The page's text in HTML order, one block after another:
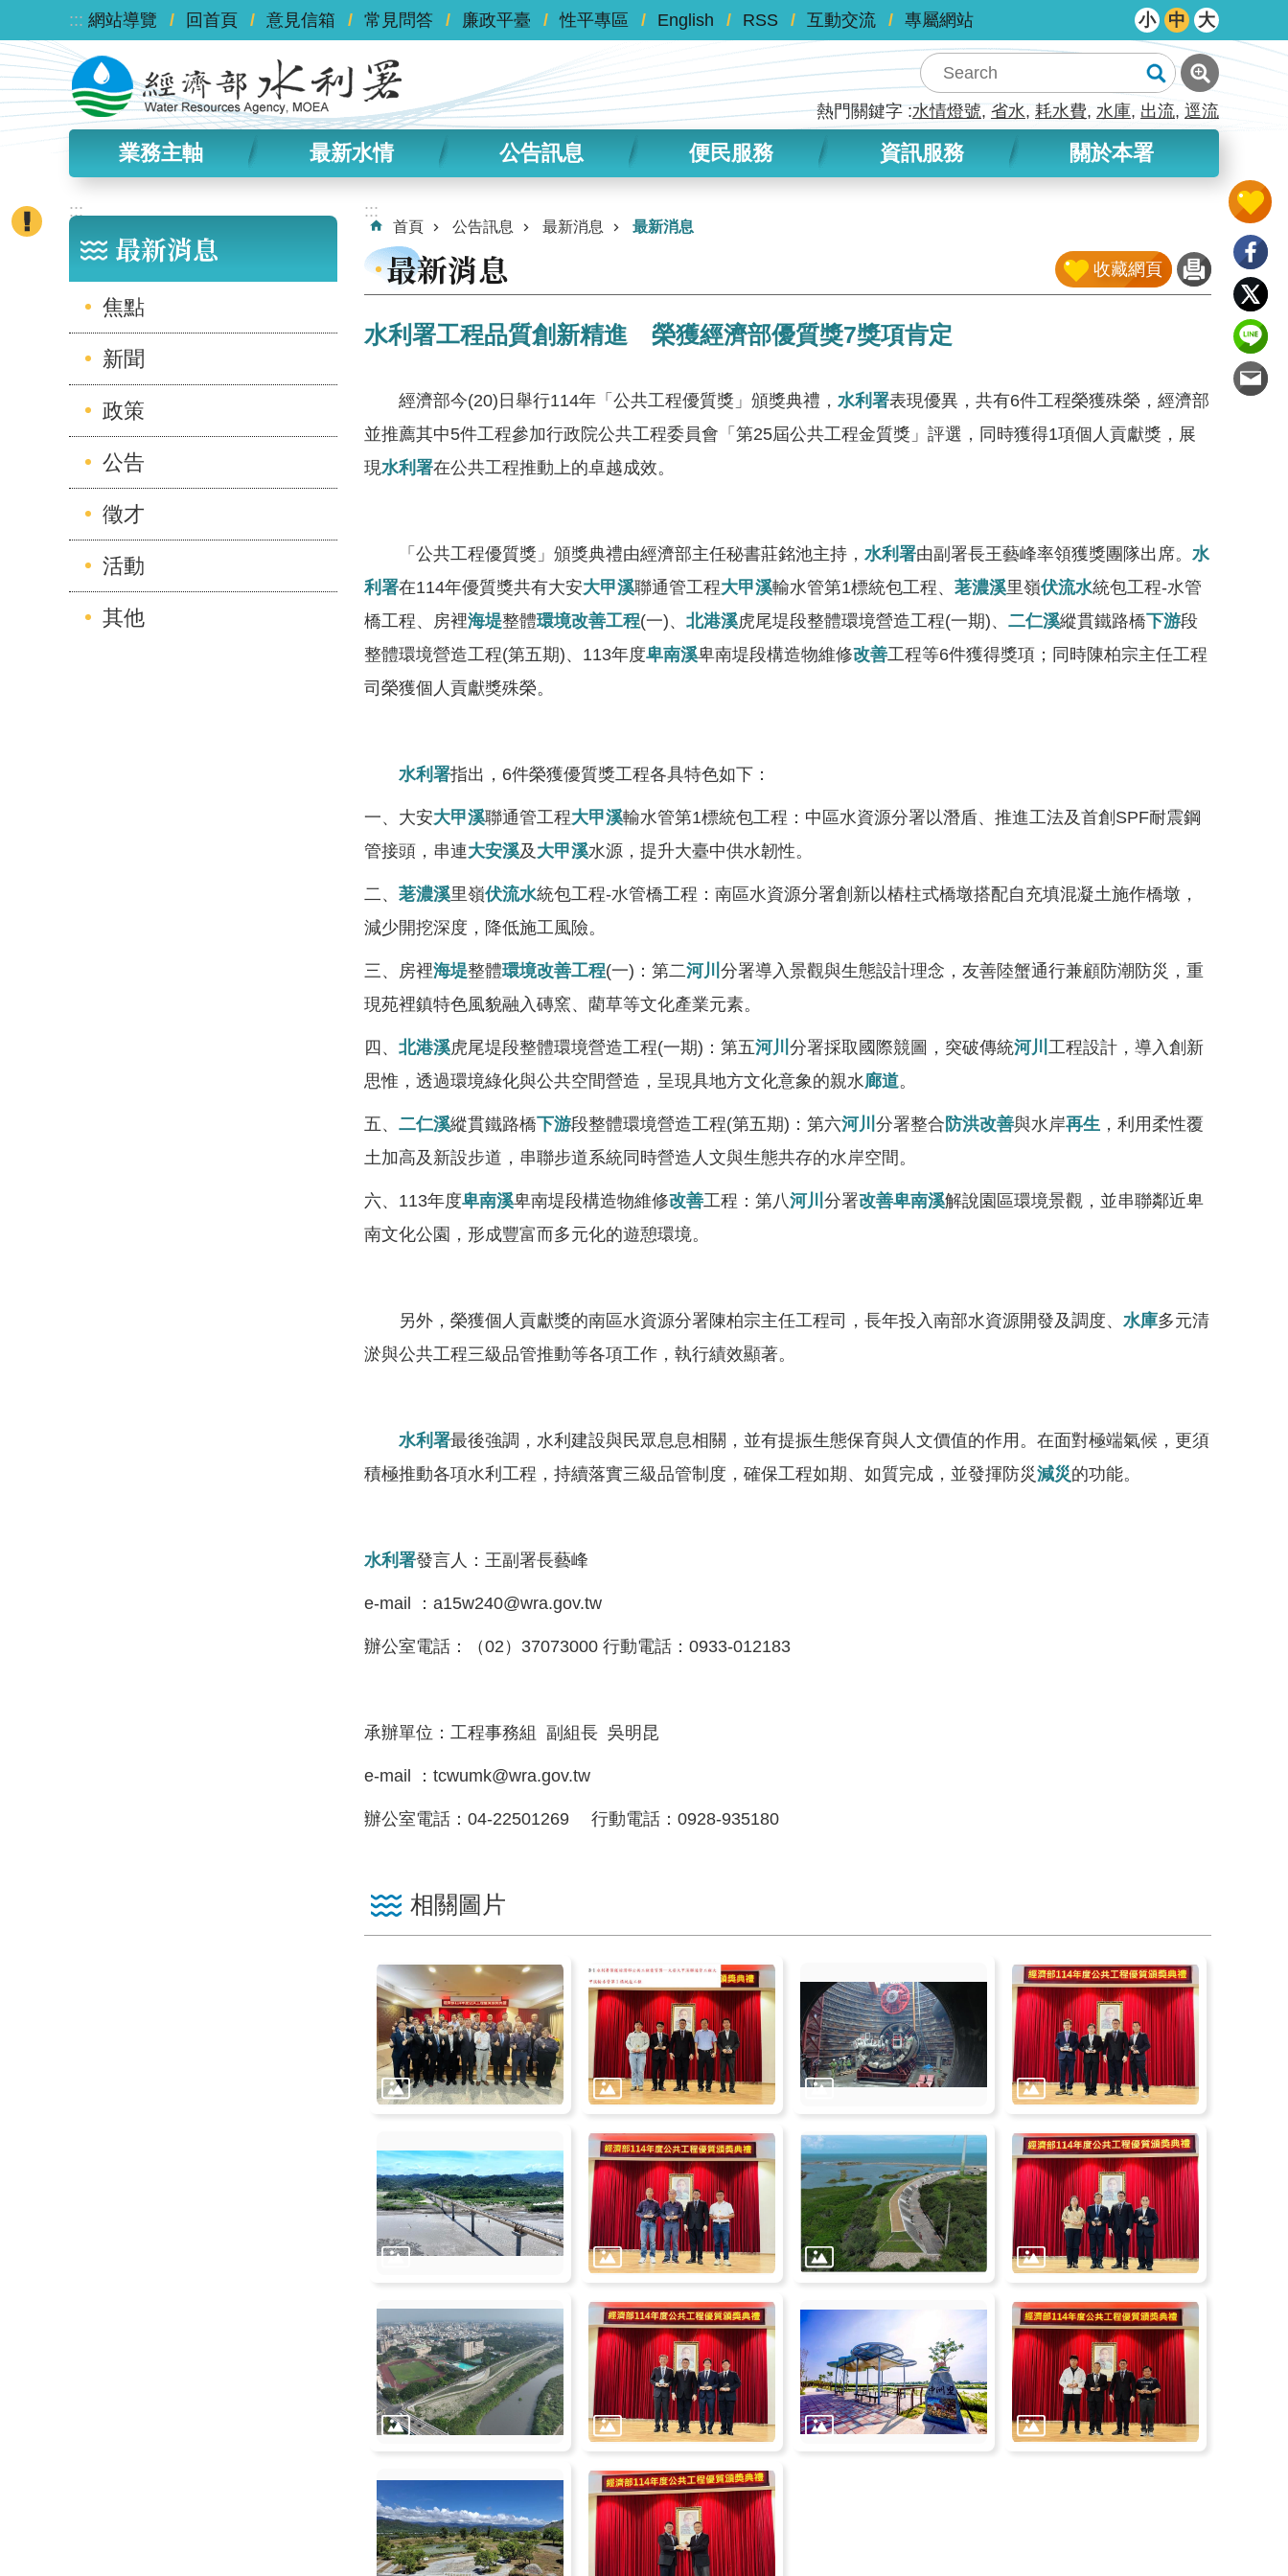
跳到主要內容區塊
::: 網站導覽 回首頁 意見信箱 常見問答 廉政平臺 性平專區 English RSS 互動交流 專屬網站 小 中 大
熱門關鍵字 水情燈號 省水 耗水費 水庫 出流 逕流
業務主軸 最新水情 公告訊息 便民服務 資訊服務 關於本署
:::
最新消息
焦點
新聞
政策
公告
徵才
活動
其他
:::
首頁 公告訊息 最新消息 最新消息
最新消息 收藏網頁
水利署工程品質創新精進 榮獲經濟部優質獎7獎項肯定
經濟部今(20)日舉行114年「公共工程優質獎」頒獎典禮， 水利署表現優異，共有6件工程榮獲殊榮，經濟部
並推薦其中5件工程參加行政院公共工程委員會「第25屆公共工程金質獎」評選，同時獲得1項個人貢獻獎，展
現水利署在公共工程推動上的卓越成效。
「公共工程優質獎」頒獎典禮由經濟部主任秘書莊銘池主持， 水利署由副署長王藝峰率領獲獎團隊出席。 水
利署在114年優質獎共有大安大甲溪聯通管工程大甲溪輸水管第1標統包工程、 荖濃溪里嶺伏流水統包工程-水管
橋工程、房裡海堤整體環境改善工程(一)、 北港溪虎尾堤段整體環境營造工程(一期)、 二仁溪縱貫鐵路橋下游段
整體環境營造工程(第五期)、113年度卑南溪卑南堤段構造物維修改善工程等6件獲得獎項；同時陳柏宗主任工程
司榮獲個人貢獻獎殊榮。
水利署指出，6件榮獲優質獎工程各具特色如下：
一、大安大甲溪聯通管工程大甲溪輸水管第1標統包工程：中區水資源分署以潛盾、推進工法及首創SPF耐震鋼
管接頭，串連大安溪及 大甲溪水源，提升大臺中供水韌性。
二、 荖濃溪里嶺伏流水統包工程-水管橋工程：南區水資源分署創新以樁柱式橋墩搭配自充填混凝土施作橋墩，
減少開挖深度，降低施工風險。
三、房裡海堤整體環境改善工程(一)：第二河川 分署導入景觀與生態設計理念，友善陸蟹通行兼顧防潮防災，重
現苑裡鎮特色風貌融入磚窯、藺草等文化產業元素。
四、 北港溪虎尾堤段整體環境營造工程(一期)：第五河川 分署採取國際競圖，突破傳統河川 工程設計，導入創新
思惟，透過環境綠化與公共空間營造，呈現具地方文化意象的親水廊道。
五、 二仁溪縱貫鐵路橋下游段整體環境營造工程(第五期)：第六河川 分署整合 防洪改善與水岸再生 ，利用柔性覆
土加高及新設步道，串聯步道系統同時營造人文與生態共存的水岸空間。
六、113年度卑南溪卑南堤段構造物維修改善工程：第八河川 分署改善卑南溪解說園區環境景觀，並串聯鄰近卑
南文化公園，形成豐富而多元化的遊憩環境。
另外，榮獲個人貢獻獎的南區水資源分署陳柏宗主任工程司，長年投入南部水資源開發及調度、 水庫多元清
淤與公共工程三級品管推動等各項工作，執行績效顯著。
水利署最後強調，水利建設與民眾息息相關，並有提振生態保育與人文價值的作用。在面對極端氣候，更須
積極推動各項水利工程，持續落實三級品管制度，確保工程如期、如質完成，並發揮防災減災的功能。
水利署發言人：王副署長藝峰
e-mail ：a15w240@wra.gov.tw
辦公室電話：（02）37073000 行動電話：0933-012183
承辦單位：工程事務組 副組長 吳明昆
e-mail ：tcwumk@wra.gov.tw
辦公室電話：04-22501269 行動電話：0928-935180
相關圖片